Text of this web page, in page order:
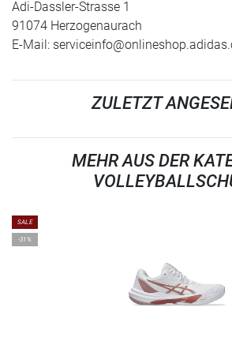
Adi-Dassler-Strasse 1
91074 Herzogenaurach
E-Mail:
ZULETZT
MEHR AUS DER
SALE
-31%